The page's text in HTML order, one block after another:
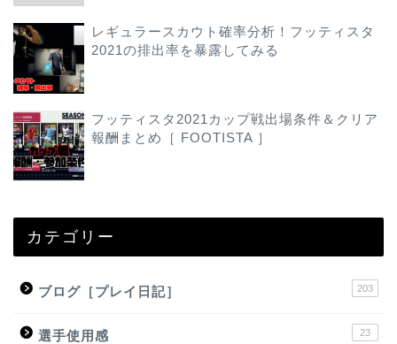
レギュラースカウト確率分析！フッティスタ
2021の排出率を暴露してみる
フッティスタ2021カップ戦出場条件＆クリア
報酬まとめ［ FOOTISTA ］
カテゴリー
ブログ［プレイ日記］ 203
選手使用感 23